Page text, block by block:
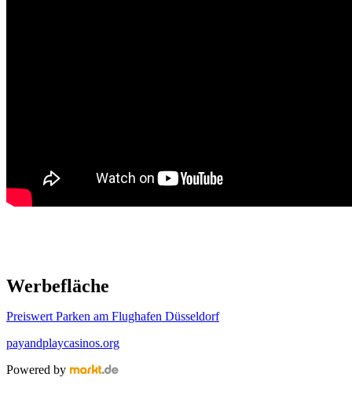
Werbefläche
Preiswert Parken am Flughafen Düsseldorf
payandplaycasinos.org
Powered by